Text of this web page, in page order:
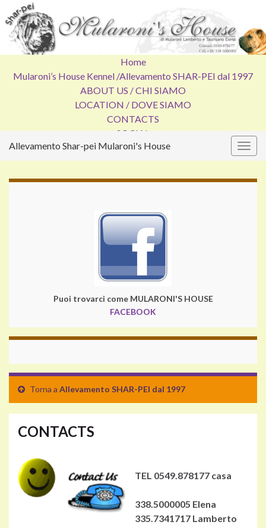
Home
Mularoni’s House Kennel /Allevamento SHAR-PEI dal 1997
ABOUT US / CHI SIAMO
LOCATION / DOVE SIAMO
CONTACTS
SOCIAL
la
Allevamento Shar-pei Mularoni's House
Puoi trovarci come MULARONI'S HOUSE
FACEBOOK
Torna a Allevamento SHAR-PEI dal 1997
CONTACTS
TEL 0549.878177 casa
338.5000005 Elena
335.7341717 Lamberto